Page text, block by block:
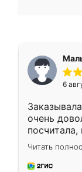
6
очень
Замерщик
делу со
за день,
Читать